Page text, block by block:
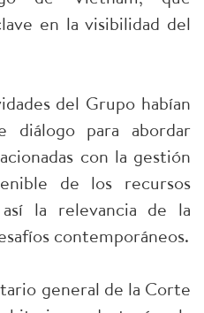
en la visibilidad del
del Grupo habían
diálogo para abordar
con la gestión
de los recursos
la relevancia de la
contemporáneos.
general de la Corte